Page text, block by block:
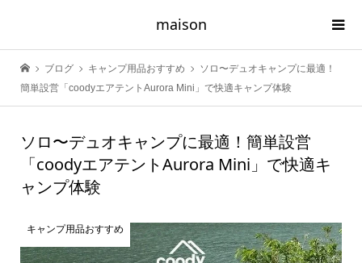
maison
ブログ キャンプ用品おすすめ
ソロ〜デュオキャンプに最適！
簡単設営「coodyエアテントAurora Mini」で快適キャンプ体験
ソロ〜デュオキャンプに最適！簡単設営
「coodyエアテントAurora Mini」で快適キ
ャンプ体験
キャンプ用品おすすめ